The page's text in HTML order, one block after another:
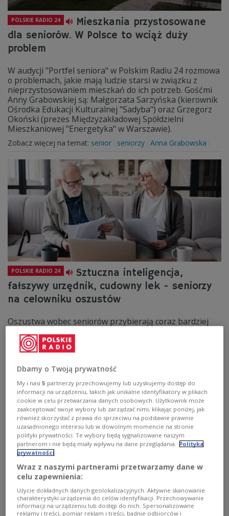
POLSKIE RADIO 24
Mieszkania przystosowane
dla seniorów. W Polsce to wciąż duży
problem
W audycji "Portfel seniora" w Polskim Radiu 24 rozmowa
o problemach, jakie mają ludzie starsi w związku z
nieprzystosowaniem mieszkań do ich potrzeb. Gośćmi
Anny Grabowskiej są: Małgorzata Sarzyńska (kierownik
Ośrodka Edukacji Kulturalnej "Sadyba") oraz Grzegorz
Okoński (prezes Międzyzakładowej Spółdzielni
Mieszkaniowej "Energetyka" w Warszawie).
Zobacz więcej na temat: senior seniorzy Anna Grabowska
POLSKIE RADIO 24
Sztuczna inteligencja,
fałszywy urzędnik, cudowny lek - seniorzy
na celowniku oszustów
Oszustwa wobec seniorów przybierają coraz bardziej
inwestycji po klasyczne metody "na wnuczka" czy "na
pracownika gazowni". W finałowej audycji z cyklu
przypominamy najczęstsze zagrożenia, oraz
przedstawiamy nowe triki cyberprzestępców. Gościem
Anny Grabowskiej był Łukasz Salwarowski, prezes
Stowarzyszenia MANKO.
Zobacz więcej na temat:senior seniorzy
Anna Grabowska
Kościół
Dbamy o Twoją prywatność
My i nasi5 partnerzy przechowujemy lub uzyskujemy dostęp do
informacji na urządzeniu, takich jak unikalne identyfikatory w plikach
cookie w celu przetwarzania danych osobowych. Użytkownik może
zaakceptować swoje wybory lub zarządzać nimi, klikając poniżej, jak
również skorzystać z prawa do sprzeciwu na podstawie prawnie
uzasadnionego interesu lub w dowolnym momencie na stronie
polityki prywatności. Te wybory będą sygnalizowane naszym
partnerom i nie będą miały wpływu na dane przeglądania. Polityka
prywatności
Wraz z naszymi partnerami przetwarzamy dane w
celu zapewnienia:
Użycie dokładnych danych geolokalizacyjnych. Aktywne skanowanie
charakterystyki urządzenia do celów identyfikacji. Przechowywanie
informacji na urządzeniu lub dostęp do nich. Spersonalizowane
reklamy i treści, pomiar reklam i treści, badnie odbiorców i